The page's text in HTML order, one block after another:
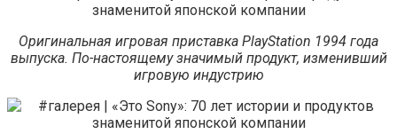
Оригинальная игровая приставка PlayStation 1994 года
выпуска. По-настоящему значимый продукт, изменивший
игровую индустрию